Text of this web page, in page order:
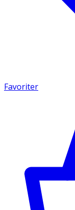
Favoriter